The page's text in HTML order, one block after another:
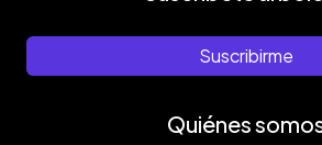
Suscribirme
Quiénes